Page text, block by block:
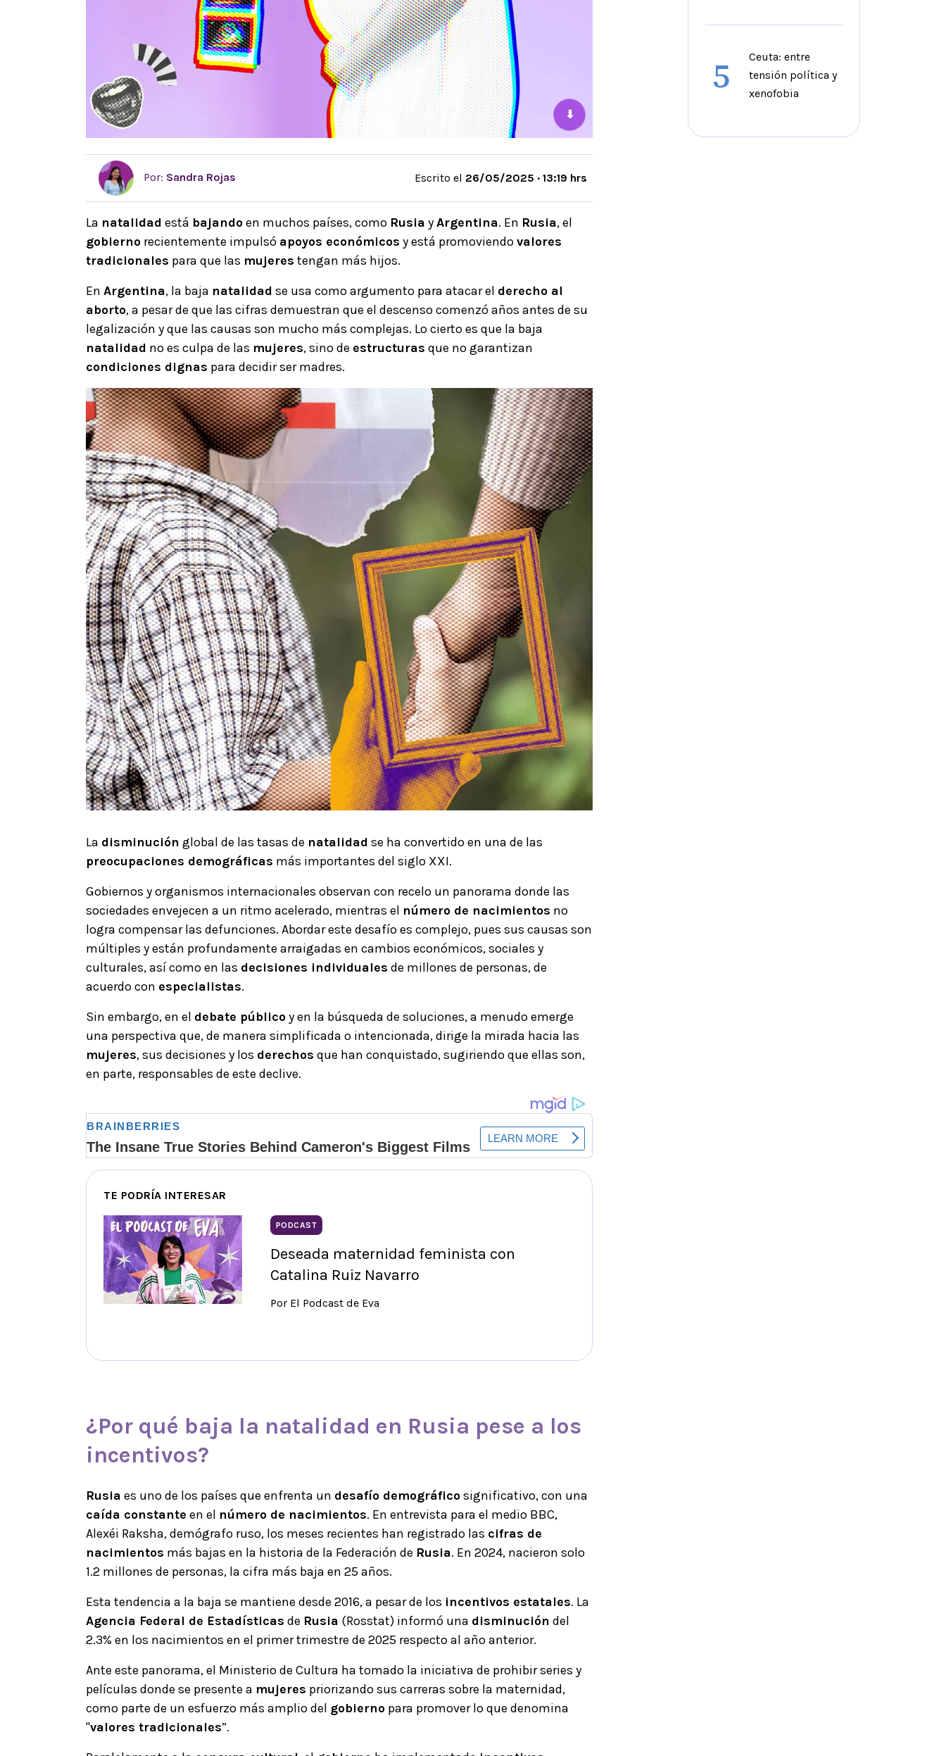
⬇
Por: Sandra Rojas Escrito el 26/05/2025 · 13:19 hrs
La natalidad está bajandoen muchos países, como Rusia yArgentina. En Rusia, el
gobierno recientemente impulsó apoyos económicos y está promoviendovalores
tradicionales para que las mujeres tengan más hijos.
En Argentina, la baja natalidad se usa como argumento para atacar el derecho al
aborto, a pesar de que las cifras demuestran que el descenso comenzó años antes de su
legalización y que las causas son mucho más complejas. Lo cierto es que la baja
natalidad no es culpa de las mujeres, sino de estructuras que no garantizan
condiciones dignas para decidir ser madres.
La disminución global de las tasas de natalidad se ha convertido en una de las
preocupaciones demográficas más importantes del siglo XXI.
Gobiernos y organismos internacionales observan con recelo un panorama donde las
sociedades envejecen a un ritmo acelerado, mientras el número de nacimientos no
logra compensar las defunciones. Abordar este desafío es complejo, pues sus causas son
múltiples y están profundamente arraigadas en cambios económicos, sociales y
culturales, así como en las decisiones individuales de millones de personas, de
acuerdo con especialistas.
Sin embargo, en el debate públicoy en la búsqueda de soluciones, a menudo emerge
una perspectiva que, de manera simplificada o intencionada, dirige la mirada hacia las
mujeres, sus decisiones y los derechos que han conquistado, sugiriendo que ellas son,
en parte, responsables de este declive.
TE PODRÍA INTERESAR
PODCAST
Deseada maternidad feminista con
Catalina Ruiz Navarro
Por El Podcast de Eva
¿Por qué baja la natalidad en Rusia pese a los
incentivos?
Rusia es uno de los países que enfrenta un desafío demográficosignificativo, con una
caída constante en el número de nacimientos. En entrevista para el medio BBC,
Alexéi Raksha, demógrafo ruso, los meses recientes han registrado las cifras de
nacimientos más bajas en la historia de la Federación de Rusia. En 2024, nacieron solo
1.2 millones de personas, la cifra más baja en 25 años.
Esta tendencia a la baja se mantiene desde 2016, a pesar de los incentivos estatales. La
Agencia Federal de Estadísticas de Rusia (Rosstat) informó una disminución del
2.3% en los nacimientos en el primer trimestre de 2025 respecto al año anterior.
Ante este panorama, el Ministerio de Cultura ha tomado la iniciativa de prohibir series y
películas donde se presente a mujeres priorizando sus carreras sobre la maternidad,
como parte de un esfuerzo más amplio del gobierno para promover lo que denomina
"valores tradicionales”.
5
Ceuta: entre
tensión política y
xenofobia